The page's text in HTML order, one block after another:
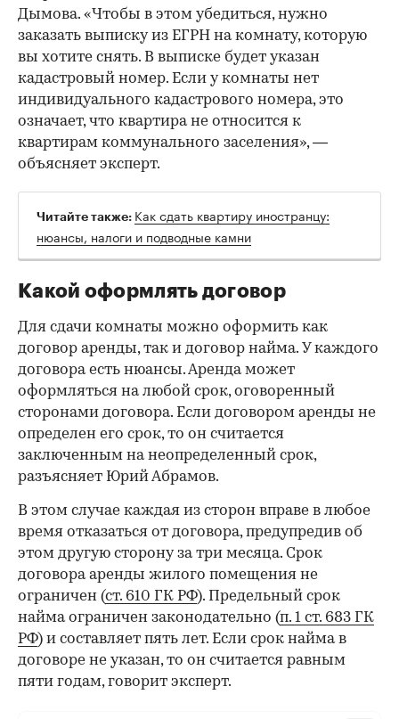
Дымова. «Чтобы в этом убедиться, нужно
заказать выписку из ЕГРН на комнату, которую
вы хотите снять. В выписке будет указан
кадастровый номер. Если у комнаты нет
индивидуального кадастрового номера, это
означает, что квартира не относится к
квартирам коммунального заселения», —
объясняет эксперт.
Читайте также: Как сдать квартиру иностранцу:
нюансы, налоги и подводные камни
Какой оформлять договор
Для сдачи комнаты можно оформить как
договор аренды, так и договор найма. У каждого
договора есть нюансы. Аренда может
оформляться на любой срок, оговоренный
сторонами договора. Если договором аренды не
определен его срок, то он считается
заключенным на неопределенный срок,
разъясняет Юрий Абрамов.
В этом случае каждая из сторон вправе в любое
время отказаться от договора, предупредив об
этом другую сторону за три месяца. Срок
договора аренды жилого помещения не
ограничен (ст. 610 ГК РФ). Предельный срок
найма ограничен законодательно (п. 1 ст. 683 ГК
РФ) и составляет пять лет. Если срок найма в
договоре не указан, то он считается равным
пяти годам, говорит эксперт.